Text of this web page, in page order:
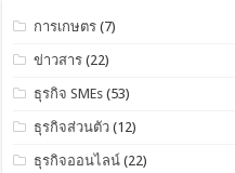
การเกษตร (7)
ข่าวสาร (22)
ธุรกิจ SMEs (53)
ธุรกิจส่วนตัว (12)
ธุรกิจออนไลน์ (22)